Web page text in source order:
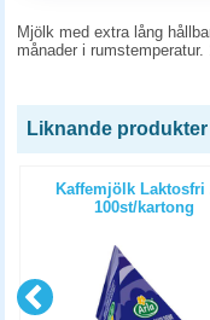
Mjölk med extra lång
månader i
Liknande produkter
Kaffemjölk Laktosfri
100st/kartong